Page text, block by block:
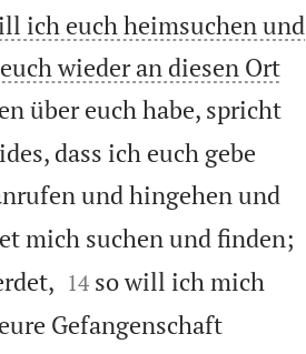
ich euch heimsuchen und
wieder an diesen Ort
über euch habe, spricht
dass ich euch gebe
und hingehen und
mich suchen und finden;

14 so will ich mich
Gefangenschaft